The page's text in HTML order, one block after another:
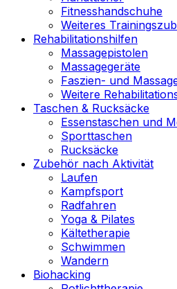
Fitnesshandschuhe
Weiteres
Rehabilitationshilfen
Massagepistolen
Massagegeräte
Faszien- und
Weitere
Taschen & Rucksäcke
Essenstaschen und
Sporttaschen
Rucksäcke
Zubehör nach Aktivität
Laufen
Kampfsport
Radfahren
Yoga & Pilates
Kältetherapie
Schwimmen
Wandern
Biohacking